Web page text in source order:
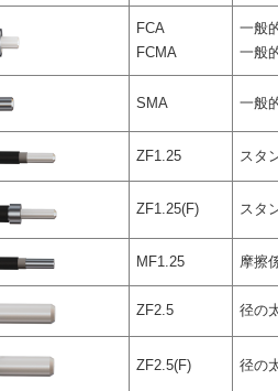
FCA
FCMA
一般
一般
SMA 一般
ZF1.25 スタ
ZF1.25(F) スタ
MF1.25 摩擦
ZF2.5 径の
ZF2.5(F) 径の